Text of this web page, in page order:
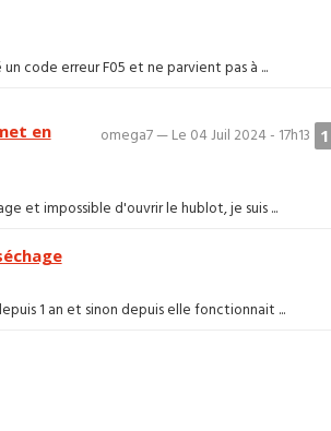
code erreur F05 et ne parvient pas à ...
1
omega7 — Le 04 Juil 2024 - 17h13
en
et impossible d'ouvrir le hublot, je suis ...
1 an et sinon depuis elle fonctionnait ...